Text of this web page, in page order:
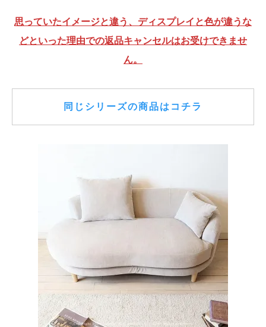
思っていたイメージと違う、ディスプレイと色が違うな
どといった理由での返品キャンセルはお受けできませ
ん。
同じシリーズの商品はコチラ